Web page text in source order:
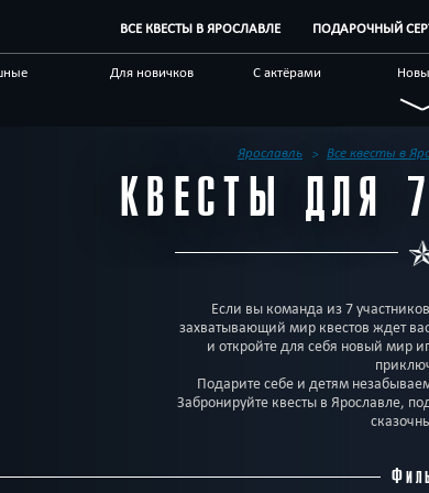
ВСЕ КВЕСТЫ В ЯРОСЛАВЛЕ ПОДАРОЧНЫЙ
Для новичков С актёрами
С аниматором
Бренды квестов
Ярославль Все квесты в
КВЕСТЫ ДЛЯ
Если вы команда из 7
захватывающий мир квестов ждет
и откройте для себя новый мир
Подарите себе и детям
Забронируйте квесты в Ярославле,